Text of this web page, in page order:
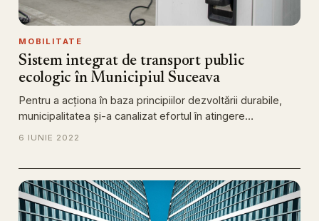
MOBILITATE
Sistem integrat de transport public
ecologic în Municipiul Suceava
Pentru a acţiona în baza principiilor dezvoltării durabile,
municipalitatea și-a canalizat efortul în atingere…
6 IUNIE 2022